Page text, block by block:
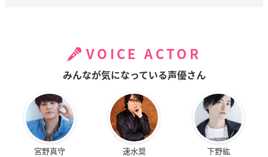
VOICE ACTOR
みんなが気になっている声優さん
宮野真守 速水奨 下野紘